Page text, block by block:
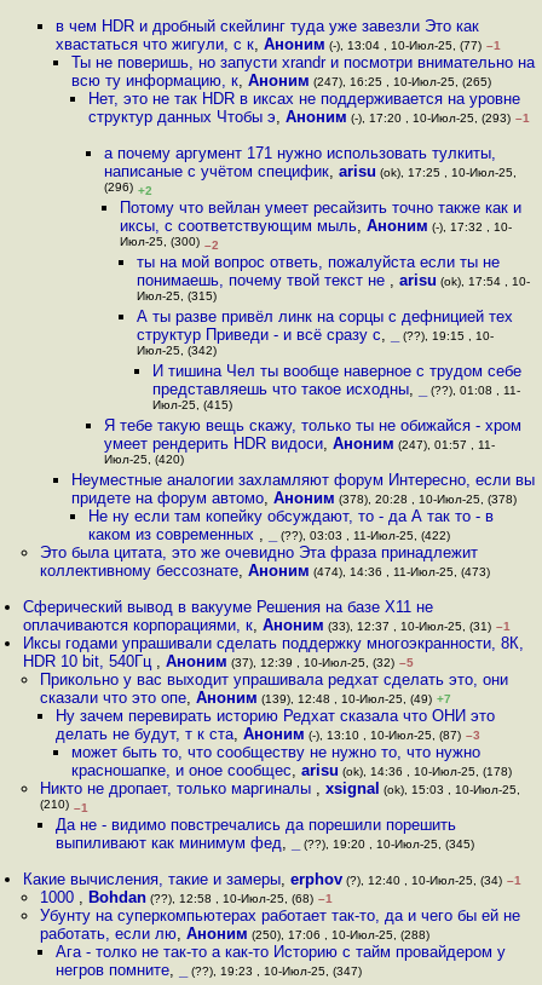
в чем HDR и дробный скейлинг туда уже завезли Это как
хвастаться что жигули, с к, Аноним (-), 13:04 , 10-Июл-25, (77) –1
Ты не поверишь, но запусти xrandr и посмотри внимательно на
всю ту информацию, к,Аноним (247), 16:25 , 10-Июл-25, (265)
Нет, это не так HDR в иксах не поддерживается на уровне
структур данных Чтобы э, Аноним (-), 17:20 , 10-Июл-25, (293) –1
а почему аргумент 171 нужно использовать тулкиты,
написаные с учётом специфик, arisu (ok), 17:25 , 10-Июл-25,
(296) +2
Потому что вейлан умеет ресайзить точно также как и
иксы, с соответствующим мыль,Аноним (-), 17:32 , 10-
Июл-25, (300) –2
ты на мой вопрос ответь, пожалуйста если ты не
понимаешь, почему твой текст не , arisu (ok), 17:54 , 10-
Июл-25, (315)
А ты разве привёл линк на сорцы с дефницией тех
структур Приведи - и всё сразу с, (??), 19:15 , 10-
Июл-25, (342)
И тишина Чел ты вообще наверное с трудом себе
представляешь что такое исходны, (??), 01:08 , 11-
Июл-25, (415)
Я тебе такую вещь скажу, только ты не обижайся - хром
умеет рендерить HDR видоси, Аноним (247), 01:57 , 11-
Июл-25, (420)
Неуместные аналогии захламляют форум Интересно, если вы
придете на форум автомо,Аноним (378), 20:28 , 10-Июл-25, (378)
Не ну если там копейку обсуждают, то - да А так то - в
каком из современных , (??), 03:03 , 11-Июл-25, (422)
Это была цитата, это же очевидно Эта фраза принадлежит
коллективному бессознате, Аноним (474), 14:36 , 11-Июл-25, (473)
Сферический вывод в вакууме Решения на базе X11 не
оплачиваются корпорациями, к,Аноним (33), 12:37 , 10-Июл-25, (31) –1
Иксы годами упрашивали сделать поддержку многоэкранности, 8К,
HDR 10 bit, 540Гц ,Аноним (37), 12:39 , 10-Июл-25, (32) –5
Прикольно у вас выходит упрашивала редхат сделать это, они
сказали что это опе, Аноним (139), 12:48 , 10-Июл-25, (49) +7
Ну зачем перевирать историю Редхат сказала что ОНИ это
делать не будут, т к ста, Аноним (-), 13:10 , 10-Июл-25, (87) –3
может быть то, что сообществу не нужно то, что нужно
красношапке, и оное сообщес,arisu (ok), 14:36 , 10-Июл-25, (178)
Никто не дропает, только маргиналы , xsignal (ok), 15:03 , 10-Июл-25,
(210) –1
Да не - видимо повстречались да порешили порешить
выпиливают как минимум фед, (??), 19:20 , 10-Июл-25, (345)
Какие вычисления, такие и замеры,erphov (?), 12:40 , 10-Июл-25, (34) –1
1000 , Bohdan(??), 12:58 , 10-Июл-25, (68) –1
Убунту на суперкомпьютерах работает так-то, да и чего бы ей не
работать, если лю, Аноним (250), 17:06 , 10-Июл-25, (288)
Ага - толко не так-то а как-то Историю с тайм провайдером у
негров помните, (??), 19:23 , 10-Июл-25, (347)